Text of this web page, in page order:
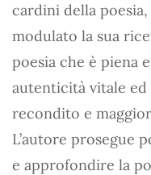
cardini della
modulato la sua
poesia che è piena
autenticità vitale ed
recondito e
L’autore prosegue
e approfondire la